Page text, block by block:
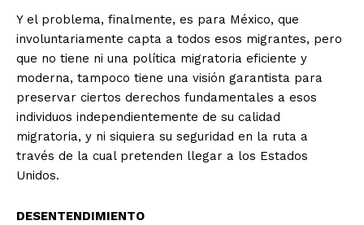
Y el problema, finalmente, es para México, que
involuntariamente capta a todos esos migrantes, pero
que no tiene ni una política migratoria eficiente y
moderna, tampoco tiene una visión garantista para
preservar ciertos derechos fundamentales a esos
individuos independientemente de su calidad
migratoria, y ni siquiera su seguridad en la ruta a
través de la cual pretenden llegar a los Estados
Unidos.
DESENTENDIMIENTO